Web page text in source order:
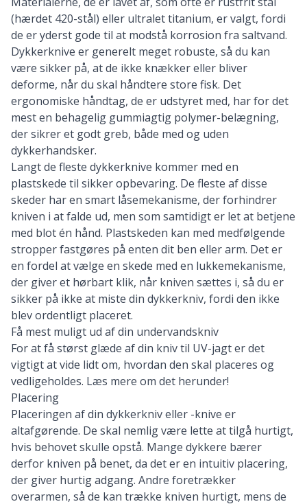
(hærdet 420-stål) eller ultralet titanium, er valgt, fordi
de er yderst gode til at modstå korrosion fra saltvand.
Dykkerknive er generelt meget robuste, så du kan
være sikker på, at de ikke knækker eller bliver
deforme, når du skal håndtere store fisk. Det
ergonomiske håndtag, de er udstyret med, har for det
mest en behagelig gummiagtig polymer-belægning,
der sikrer et godt greb, både med og uden
dykkerhandsker.
Langt de fleste dykkerknive kommer med en
plastskede til sikker opbevaring. De fleste af disse
skeder har en smart låsemekanisme, der forhindrer
kniven i at falde ud, men som samtidigt er let at betjene
med blot én hånd. Plastskeden kan med medfølgende
stropper fastgøres på enten dit ben eller arm. Det er
en fordel at vælge en skede med en lukkemekanisme,
der giver et hørbart klik, når kniven sættes i, så du er
sikker på ikke at miste din dykkerkniv, fordi den ikke
blev ordentligt placeret.
Få mest muligt ud af din undervandskniv
For at få størst glæde af din kniv til UV-jagt er det
vigtigt at vide lidt om, hvordan den skal placeres og
vedligeholdes. Læs mere om det herunder!
Placering
Placeringen af din dykkerkniv eller -knive er
altafgørende. De skal nemlig være lette at tilgå hurtigt,
hvis behovet skulle opstå. Mange dykkere bærer
derfor kniven på benet, da det er en intuitiv placering,
der giver hurtig adgang. Andre foretrækker
overarmen, så de kan trække kniven hurtigt, mens de